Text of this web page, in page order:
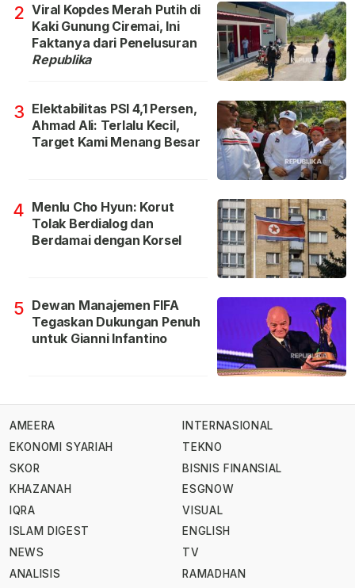
2 Viral Kopdes Merah Putih di
Kaki Gunung Ciremai, Ini
Faktanya dari Penelusuran
Republika
3 Elektabilitas PSI 4,1 Persen,
Ahmad Ali: Terlalu Kecil,
Target Kami Menang Besar
4 Menlu Cho Hyun: Korut
Tolak Berdialog dan
Berdamai dengan Korsel
5 Dewan Manajemen FIFA
Tegaskan Dukungan Penuh
untuk Gianni Infantino
AMEERA
EKONOMI SYARIAH
SKOR
KHAZANAH
IQRA
ISLAM DIGEST
NEWS
ANALISIS
INTERNASIONAL
TEKNO
BISNIS FINANSIAL
ESGNOW
VISUAL
ENGLISH
TV
RAMADHAN